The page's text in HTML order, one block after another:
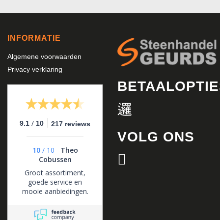
INFORMATIE
Algemene voorwaarden
Privacy verklaring
9.1 / 10 217 reviews
10 / 10
Theo
Cobussen
Groot assortiment,
goede service en
mooie aanbiedingen.
VOLG ONS